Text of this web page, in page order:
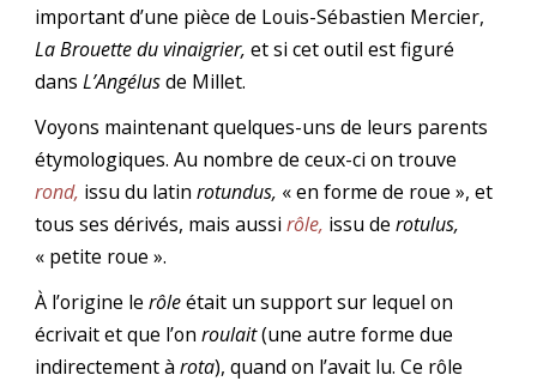
important d’une pièce de Louis-Sébastien Mercier,
La Brouette du vinaigrier, et si cet outil est figuré
dansL’Angélusde Millet.
Voyons maintenant quelques-uns de leurs parents
étymologiques. Au nombre de ceux-ci on trouve
rond, issu du latinrotundus, « en forme de roue », et
tous ses dérivés, mais aussirôle, issu derotulus,
« petite roue ».
À l’origine lerôleétait un support sur lequel on
écrivait et que l’onroulait(une autre forme due
indirectement àrota), quand on l’avait lu. Ce rôle